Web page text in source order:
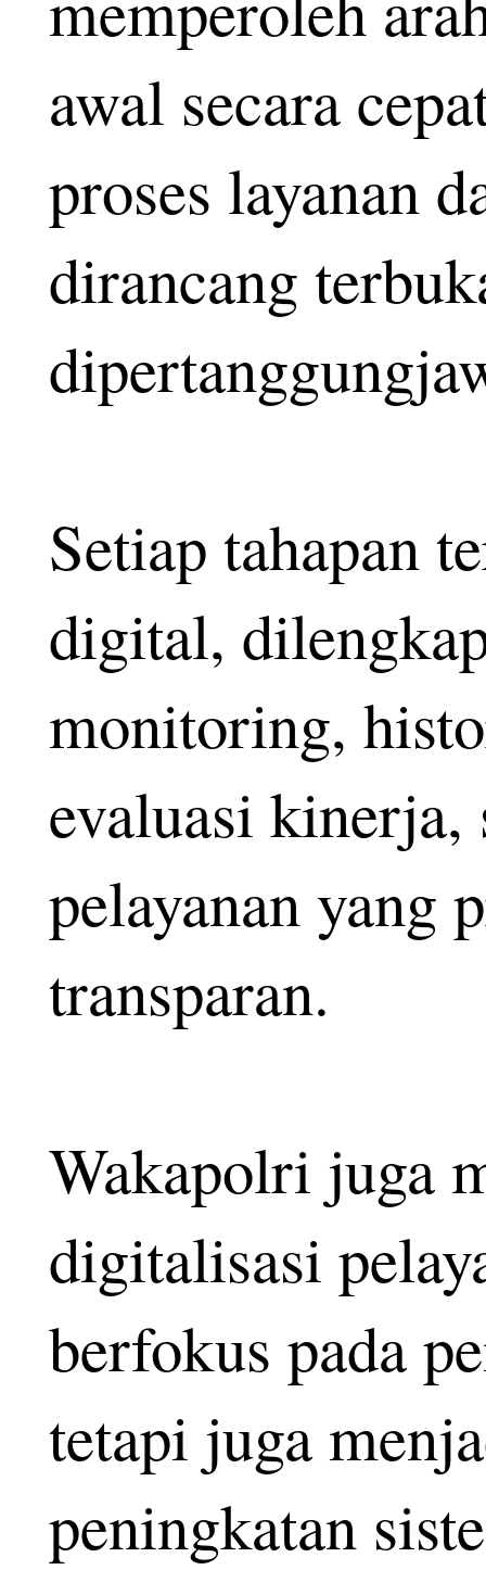
awal secara
proses layanan
dirancang
Setiap tahapan
digital,
monitoring,
evaluasi
pelayanan yang
transparan.
Wakapolri juga
digitalisasi
berfokus pada
tetapi juga
peningkatan